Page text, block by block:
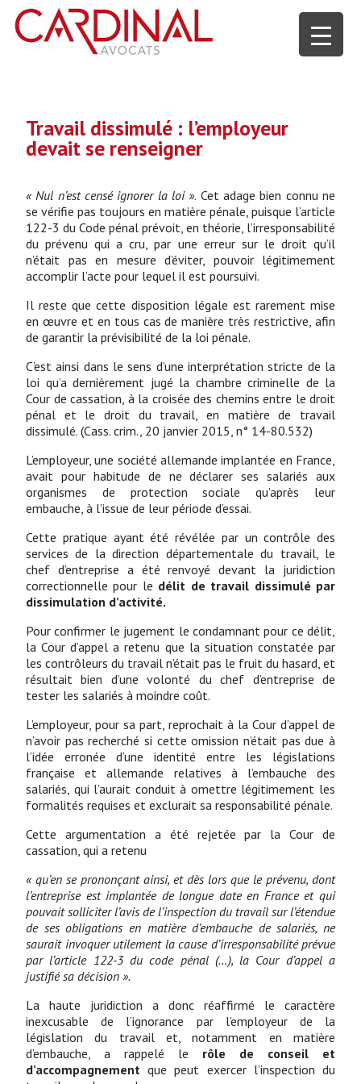
Travail dissimulé : l’employeur
devait se renseigner
« Nul n’est censé ignorer la loi ». Cet adage bien connu ne
se vérifie pas toujours en matière pénale, puisque l’article
122-3 du Code pénal prévoit, en théorie, l’irresponsabilité
du prévenu qui a cru, par une erreur sur le droit qu’il
n’était pas en mesure d’éviter, pouvoir légitimement
accomplir l’acte pour lequel il est poursuivi.
Il reste que cette disposition légale est rarement mise
en œuvre et en tous cas de manière très restrictive, afin
de garantir la prévisibilité de la loi pénale.
C’est ainsi dans le sens d’une interprétation stricte de la
loi qu’a dernièrement jugé la chambre criminelle de la
Cour de cassation, à la croisée des chemins entre le droit
pénal et le droit du travail, en matière de travail
dissimulé. (Cass. crim., 20 janvier 2015, n° 14-80.532)
L’employeur, une société allemande implantée en France,
avait pour habitude de ne déclarer ses salariés aux
organismes de protection sociale qu’après leur
embauche, à l’issue de leur période d’essai.
Cette pratique ayant été révélée par un contrôle des
services de la direction départementale du travail, le
chef d’entreprise a été renvoyé devant la juridiction
correctionnelle pour le délit de travail dissimulé par
dissimulation d’activité.
Pour confirmer le jugement le condamnant pour ce délit,
la Cour d’appel a retenu que la situation constatée par
les contrôleurs du travail n’était pas le fruit du hasard, et
résultait bien d’une volonté du chef d’entreprise de
tester les salariés à moindre coût.
L’employeur, pour sa part, reprochait à la Cour d’appel de
n’avoir pas recherché si cette omission n’était pas due à
l’idée erronée d’une identité entre les législations
française et allemande relatives à l’embauche des
salariés, qui l’aurait conduit à omettre légitimement les
formalités requises et exclurait sa responsabilité pénale.
Cette argumentation a été rejetée par la Cour de
cassation, qui a retenu
« qu’en se prononçant ainsi, et dès lors que le prévenu, dont
l’entreprise est implantée de longue date en France et qui
pouvait solliciter l’avis de l’inspection du travail sur l’étendue
de ses obligations en matière d’embauche de salariés, ne
saurait invoquer utilement la cause d’irresponsabilité prévue
par l’article 122-3 du code pénal (…), la Cour d’appel a
justifié sa décision ».
La haute juridiction a donc réaffirmé le caractère
inexcusable de l’ignorance par l’employeur de la
législation du travail et, notamment en matière
d’embauche, a rappelé le rôle de conseil et
d’accompagnement que peut exercer l’inspection du